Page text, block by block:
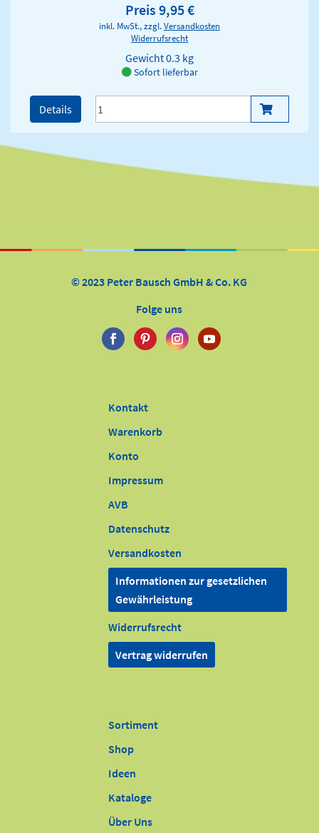
Preis 9,95 €
inkl. MwSt., zzgl.Versandkosten
Widerrufsrecht
Gewicht0.3 kg
Sofort lieferbar
Details
© 2023 Peter Bausch GmbH & Co. KG
Folge uns
Kontakt
Warenkorb
Konto
Impressum
AVB
Datenschutz
Versandkosten
Informationen zur gesetzlichen
Gewährleistung
Widerrufsrecht
Vertrag widerrufen
Sortiment
Shop
Ideen
Kataloge
Über Uns